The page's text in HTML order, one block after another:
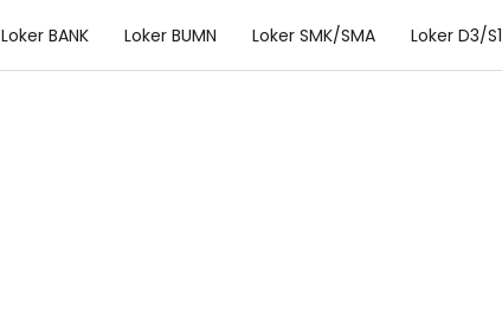
Loker BANK Loker BUMN Loker SMK/SMA Loker D3/S1